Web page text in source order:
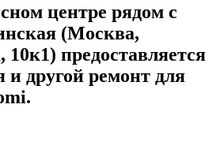
центре рядом с
(Москва,
предоставляется
и другой ремонт для